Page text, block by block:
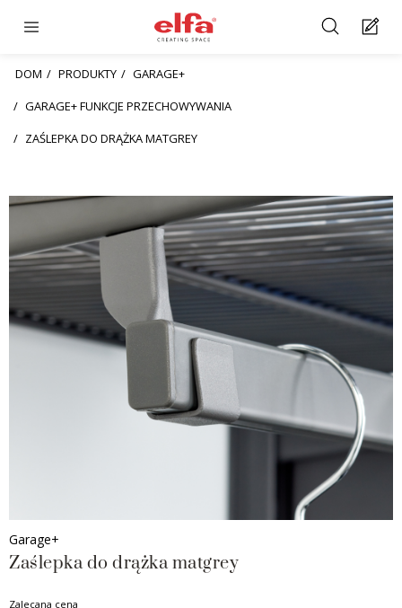
DOM PRODUKTY
GARAGE+
GARAGE+ FUNKCJE PRZECHOWYWANIA
ZAŚLEPKA DO DRĄŻKA MATGREY
Garage+
Zaślepka do drążka matgrey
Zalecana cena